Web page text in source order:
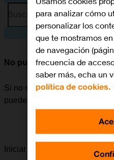
Busca por problema o tema
No puedo escuchar los
Si no se pueden escuchar los
puede haber varias causas
Iniciar la guía para solucionar
para analizar cómo
personalizar los
que te mostramos
de navegación
frecuencia de
saber más, echa un
política de cookies.